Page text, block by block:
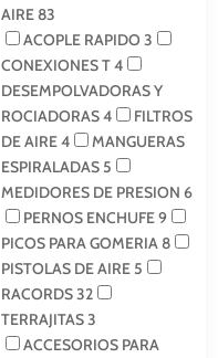
AIRE 83
ACOPLE RAPIDO3
CONEXIONES T4
DESEMPOLVADORAS Y
ROCIADORAS4
FILTROS
DE AIRE4
MANGUERAS
ESPIRALADAS 5
MEDIDORES DE PRESION6
PERNOS ENCHUFE9
PICOS PARA GOMERIA 8
PISTOLAS DE AIRE 5
RACORDS32
TERRAJITAS3
ACCESORIOS PARA